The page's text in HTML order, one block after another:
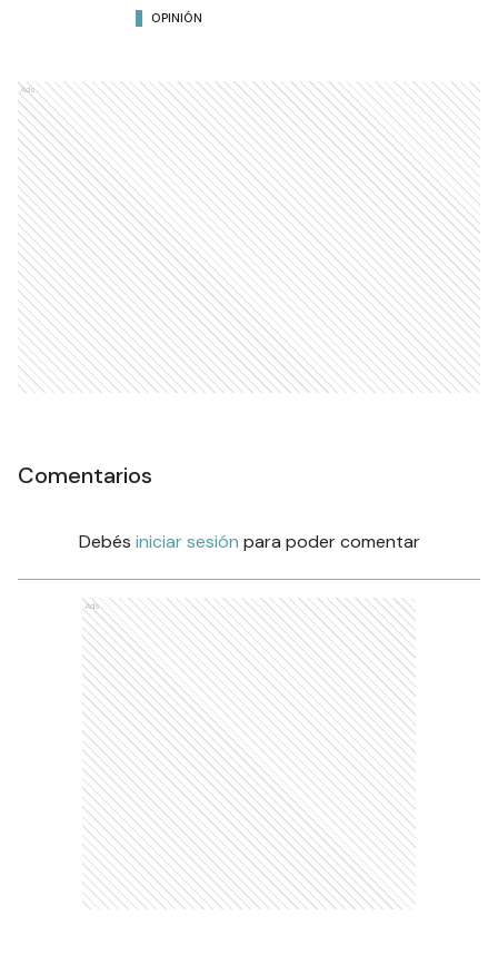
OPINIÓN
Ads
Comentarios
Debés iniciar sesión para poder comentar
Ads